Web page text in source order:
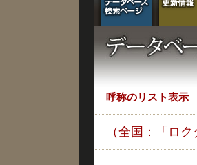
呼称のリスト表示
（全国：「ロ